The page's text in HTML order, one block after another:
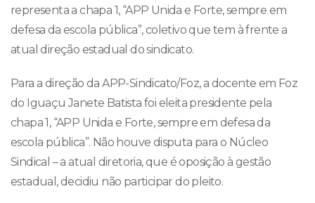
representa a chapa 1, “APP Unida e Forte, sempre em
defesa da escola pública”, coletivo que tem à frente a
atual direção estadual do sindicato.
Para a direção da APP-Sindicato/Foz, a docente em Foz
do Iguaçu Janete Batista foi eleita presidente pela
chapa 1, “APP Unida e Forte, sempre em defesa da
escola pública”. Não houve disputa para o Núcleo
Sindical – a atual diretoria, que é oposição à gestão
estadual, decidiu não participar do pleito.